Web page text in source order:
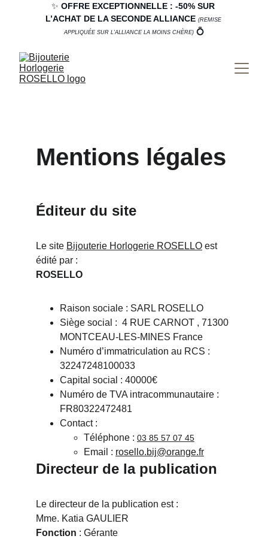
✨ OFFRE EXCEPTIONNELLE : -50% SUR
L’ACHAT DE LA SECONDE ALLIANCE (REMISE
APPLIQUÉE SUR L’ALLIANCE LA MOINS CHÈRE) 💍
Mentions légales
Éditeur du site
Le site Bijouterie Horlogerie ROSELLO est
édité par :
ROSELLO
Raison sociale : SARL ROSELLO
Siège social :  4 RUE CARNOT , 71300
MONTCEAU-LES-MINES France
Numéro d’immatriculation au RCS :
32247248100033
Capital social : 40000€
Numéro de TVA intracommunautaire :
FR80322472481
Contact :
Téléphone : 03 85 57 07 45
Email : rosello.bij@orange.fr
Directeur de la publication
Le directeur de la publication est :
Mme. Katia GAULIER
Fonction : Gérante